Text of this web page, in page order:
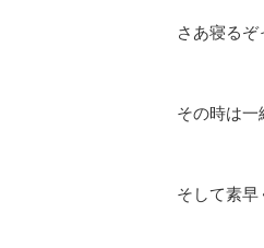
さあ寝るぞ
その時は一
そして素早